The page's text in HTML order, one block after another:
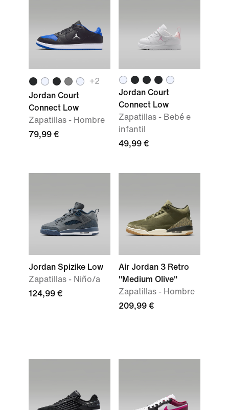
+2
Jordan Court
Connect Low
Zapatillas - Hombre
79,99 €
Jordan Court
Connect Low
Zapatillas - Bebé e
infantil
49,99 €
Jordan Spizike Low
Zapatillas - Niño/a
124,99 €
Air Jordan 3 Retro
"Medium Olive"
Zapatillas - Hombre
209,99 €